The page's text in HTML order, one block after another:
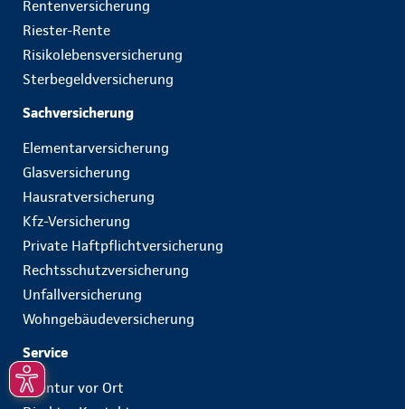
Rentenversicherung
Riester-Rente
Risikolebensversicherung
Sterbegeldversicherung
Sachversicherung
Elementarversicherung
Glasversicherung
Hausratversicherung
Kfz-Versicherung
Private Haftpflichtversicherung
Rechtsschutzversicherung
Unfallversicherung
Wohngebäudeversicherung
Service
Agentur vor Ort